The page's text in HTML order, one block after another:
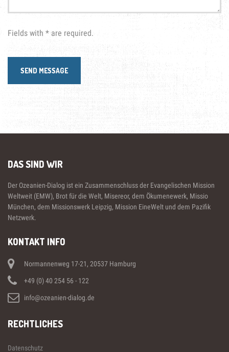
Fields with * are required.
DAS SIND WIR
Der Ozeanien-Dialog ist ein Zusammenschluss der Evangelischen Mission
Weltweit (EMW), Brot für die Welt, Misereor, dem Ökumenewerk, Missio
München, dem Missionswerk Leipzig, Mission EineWelt und dem Pazifik
Netzwerk.
KONTAKT INFO
Normannenweg 17-21, 20537 Hamburg
+49 (0) 40 254 56 - 122
info@ozeanien-dialog.de
RECHTLICHES
Datenschutz